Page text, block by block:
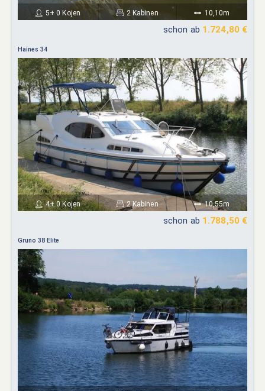
5+ 0 Kojen 2 Kabinen 10,10m
schon ab 1.724,80 €
Haines 34
4+ 0 Kojen 2 Kabinen 10,55m
schon ab 1.788,50 €
Gruno 38 Elite